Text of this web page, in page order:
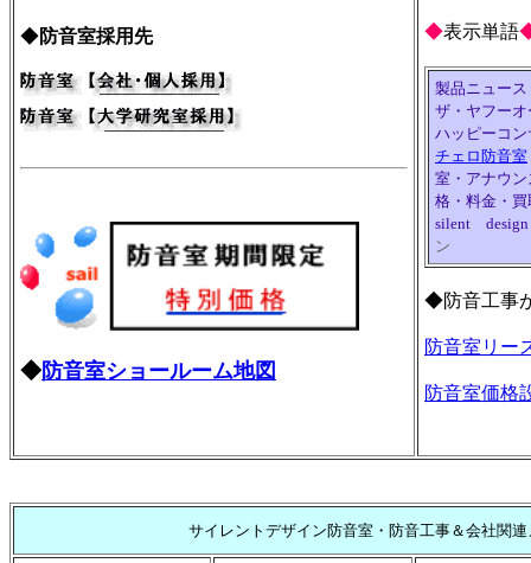
◆防音室採用先
◆防音室ショールーム地図
◆表示単語
製品ニュー
ザ・ヤフー
ハッピーコ
チェロ防音室
室・アナウ
格・料金・
silent design
ン
◆防音工事
防音室リー
防音室価格
サイレントデザイン防音室・防音工事＆会社関